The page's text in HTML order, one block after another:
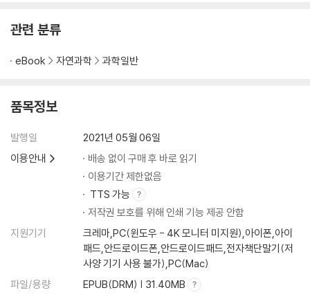
관련 분류
eBook 자연과학 과학일반
품목정보
발행일
2021년 05월 06일
이용안내
배송 없이 구매 후 바로 읽기
이용기간 제한없음
TTS 가능
저작권 보호를 위해 인쇄 기능 제공 안함
지원기기
크레마,PC(윈도우 - 4K 모니터 미지원),아이폰,아이
패드,안드로이드폰,안드로이드패드,전자책단말기(저
사양 기기 사용 불가),PC(Mac)
파일/용량
EPUB(DRM) | 31.40MB